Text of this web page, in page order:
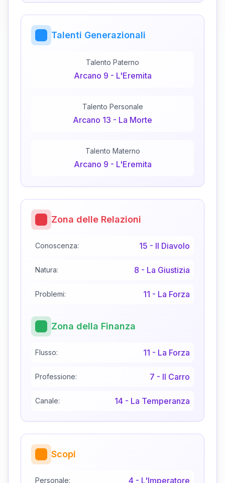
Talenti Generazionali
Talento Paterno
Arcano 9 - L'Eremita
Talento Personale
Arcano 13 - La Morte
Talento Materno
Arcano 9 - L'Eremita
Zona delle Relazioni
Conoscenza: 15 - Il Diavolo
Natura: 8 - La Giustizia
Problemi: 11 - La Forza
Zona della Finanza
Flusso: 11 - La Forza
Professione: 7 - Il Carro
Canale: 14 - La Temperanza
Scopi
Personale: 4 - L'Imperatore